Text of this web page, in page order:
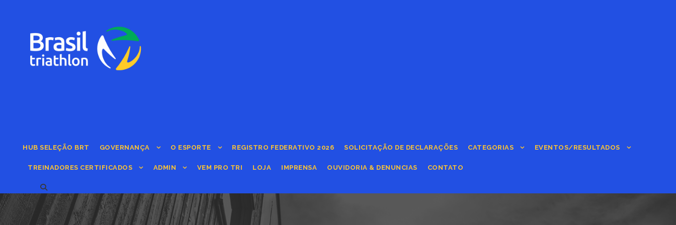
HUB SELEÇÃO BRT GOVERNANÇA O ESPORTE REGISTRO FEDERATIVO 2026 SOLICITAÇÃO DE DECLARAÇÕES CATEGORIAS EVENTOS/RESULTADOS
TREINADORES CERTIFICADOS ADMIN VEM PRO TRI LOJA IMPRENSA OUVIDORIA & DENUNCIAS CONTATO